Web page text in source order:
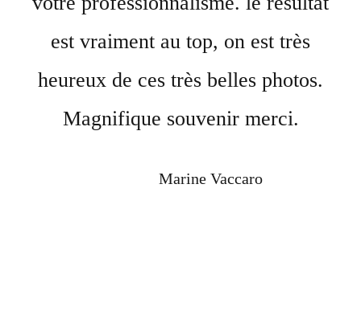
est vraiment au top, on est très
heureux de ces très belles photos.
Magnifique souvenir merci.
Marine Vaccaro